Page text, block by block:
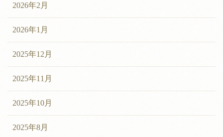
2026年2月
2026年1月
2025年12月
2025年11月
2025年10月
2025年8月